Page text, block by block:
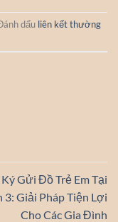
dấu liên kết thường
Gửi Đồ Trẻ Em Tại
3: Giải Pháp Tiện Lợi
Cho Các Gia Đình